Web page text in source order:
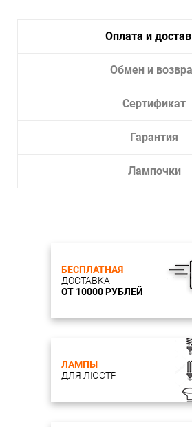
Оплата и
Обмен и
Сертификат
Гарантия
Лампочки
БЕСПЛАТНАЯ
ДОСТАВКА
ОТ 10000 РУБЛЕЙ
ЛАМПЫ
ДЛЯ ЛЮСТР